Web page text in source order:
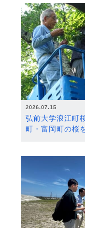
2026.07.15
弘前大学浪江町
町・富岡町の桜